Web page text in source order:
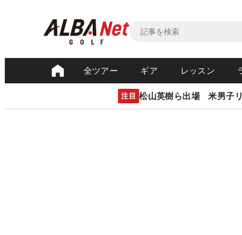
全ツアー ギア レッスン
注目 松山英樹ら出場 米男子